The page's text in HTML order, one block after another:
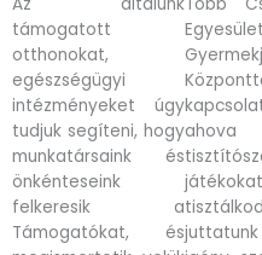
támogatott
otthonokat,
egészségügyi
intézményeket úgy
tudjuk segíteni, hogy
munkatársaink és
önkénteseink
felkeresik a
Támogatókat, és
ahova